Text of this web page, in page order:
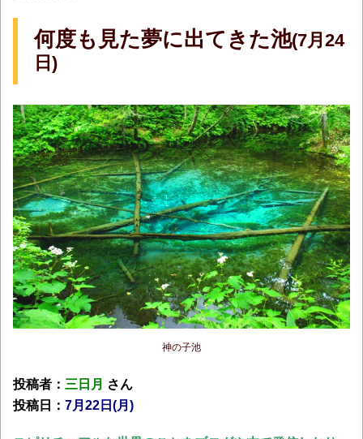
何度も見た夢に出てきた池(7月24
日)
神の子池
投稿者： 三日月 さん
投稿日： 7月22日(月)